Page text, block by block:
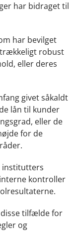
har bidraget til
har bevilget
robust
eller deres
givet såkaldt
lån til kunder
eller de
for de
institutters
kontroller
tilfælde for
og